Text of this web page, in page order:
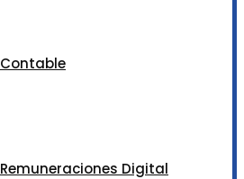
Contable
Remuneraciones Digital